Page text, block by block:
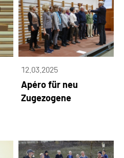
12.03.2025
Apéro für neu
Zugezogene